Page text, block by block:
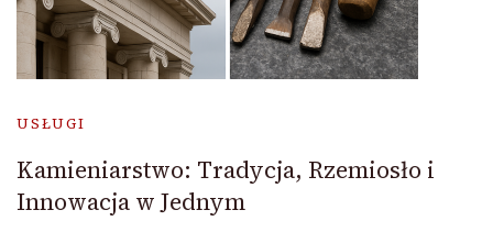
USŁUGI
Kamieniarstwo: Tradycja, Rzemiosło i
Innowacja w Jednym